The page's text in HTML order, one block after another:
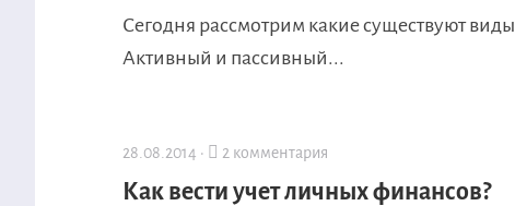
Сегодня рассмотрим какие существуют
Активный и пассивный...
28.08.2014 · 2 комментария
Как вести учет личных финансов?